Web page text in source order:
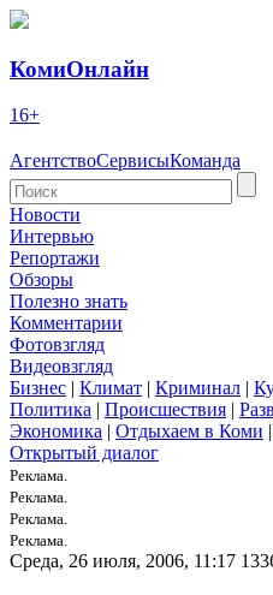
КомиОнлайн
16+
АгентствоСервисыКоманда
Новости
Интервью
Репортажи
Обзоры
Полезно знать
Комментарии
Фотовзгляд
Видеовзгляд
Бизнес | Климат | Криминал |
Политика | Происшествия |
Экономика | Отдыхаем в Коми |
Открытый диалог
Реклама.
Реклама.
Реклама.
Реклама.
Среда, 26 июля, 2006, 11:17